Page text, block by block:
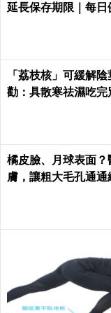
延長保存期限｜每
「荔枝核」可緩解
勸：具散寒祛濕吃完
橘皮臉、月球表面
膚，讓粗大毛孔通